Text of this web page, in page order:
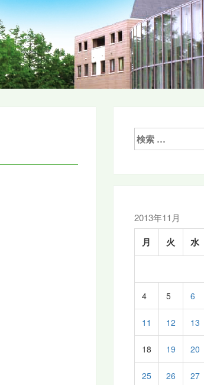
検
索:
2013年11月
月 火 水
4 5 6
11 12 13
18 19 20
25 26 27